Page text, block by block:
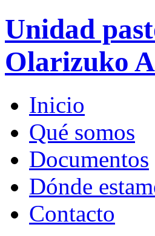
Unidad
Olarizuko
Inicio
Qué somos
Documentos
Dónde
Contacto